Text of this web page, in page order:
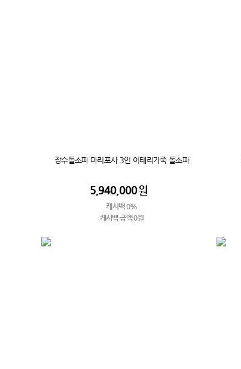
장수돌소파 마리포사 3인 이태리가죽 돌소파
5,940,000원
캐시백 0%
캐시백 금액 0원